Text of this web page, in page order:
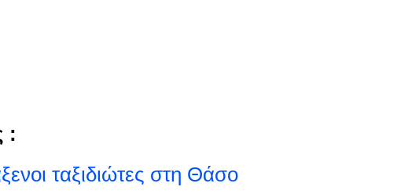
:
ταξιδιώτες στη Θάσο